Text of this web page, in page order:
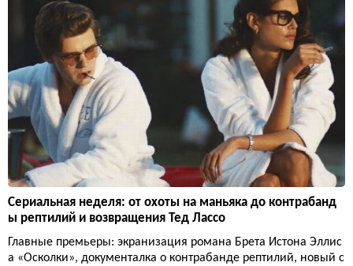
Сериальная неделя: от охоты на маньяка до контрабанд
ы рептилий и возвращения Тед Лассо
Главные премьеры: экранизация романа Брета Истона Эллис
а «Осколки», документалка о контрабанде рептилий, новый с